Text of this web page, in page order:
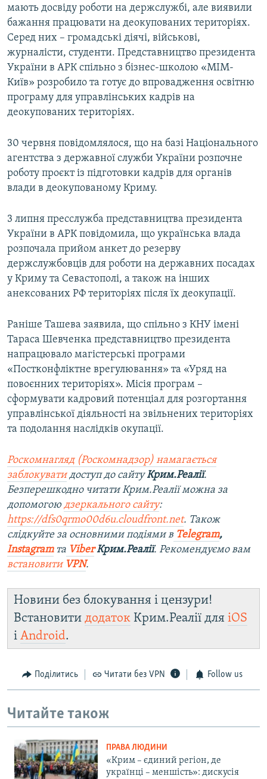
мають досвіду роботи на держслужбі, але виявили
бажання працювати на деокупованих територіях.
Серед них – громадські діячі, військові,
журналісти, студенти. Представництво президента
України в АРК спільно з бізнес-школою «МІМ-
Київ» розробило та готує до впровадження освітню
програму для управлінських кадрів на
деокупованих територіях.
30 червня повідомлялося, що на базі Національного
агентства з державної служби України розпочне
роботу проєкт із підготовки кадрів для органів
влади в деокупованому Криму.
3 липня пресслужба представництва президента
України в АРК повідомила, що українська влада
розпочала прийом анкет до резерву
держслужбовців для роботи на державних посадах
у Криму та Севастополі, а також на інших
анексованих РФ територіях після їх деокупації.
Раніше Ташева заявила, що спільно з КНУ імені
Тараса Шевченка представництво президента
напрацювало магістерські програми
«Постконфліктне врегулювання» та «Уряд на
повоєнних територіях». Місія програм –
сформувати кадровий потенціал для розгортання
управлінської діяльності на звільнених територіях
та подолання наслідків окупації.
Роскомнагляд (Роскомнадзор) намагається
заблокуватидоступ до сайтуКрим.Реалії.
Безперешкодно читати Крим.Реалії можна за
допомогою дзеркального сайту:
https://dfs0qrmo00d6u.cloudfront.net. Також
слідкуйте за основними подіями в Telegram,
Instagramта ViberКрим.Реалії. Рекомендуємо вам
встановити VPN.
Новини без блокування і цензури!
Встановити додаток Крим.Реалії для iOS
і Android.
Поділитись Читати без VPN Follow us
Читайте також
ПРАВА ЛЮДИНИ
«Крим – єдиний регіон, де
українці – меншість»: дискусія